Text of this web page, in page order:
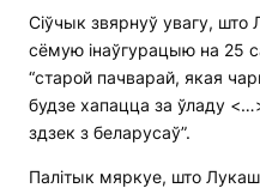
Сіўчык звярнуў увагу,
сёмую інаўгурацыю на 25
“старой пачварай, якая
будзе хапацца за ўладу
здзек з беларусаў”.
Палітык мяркуе, што